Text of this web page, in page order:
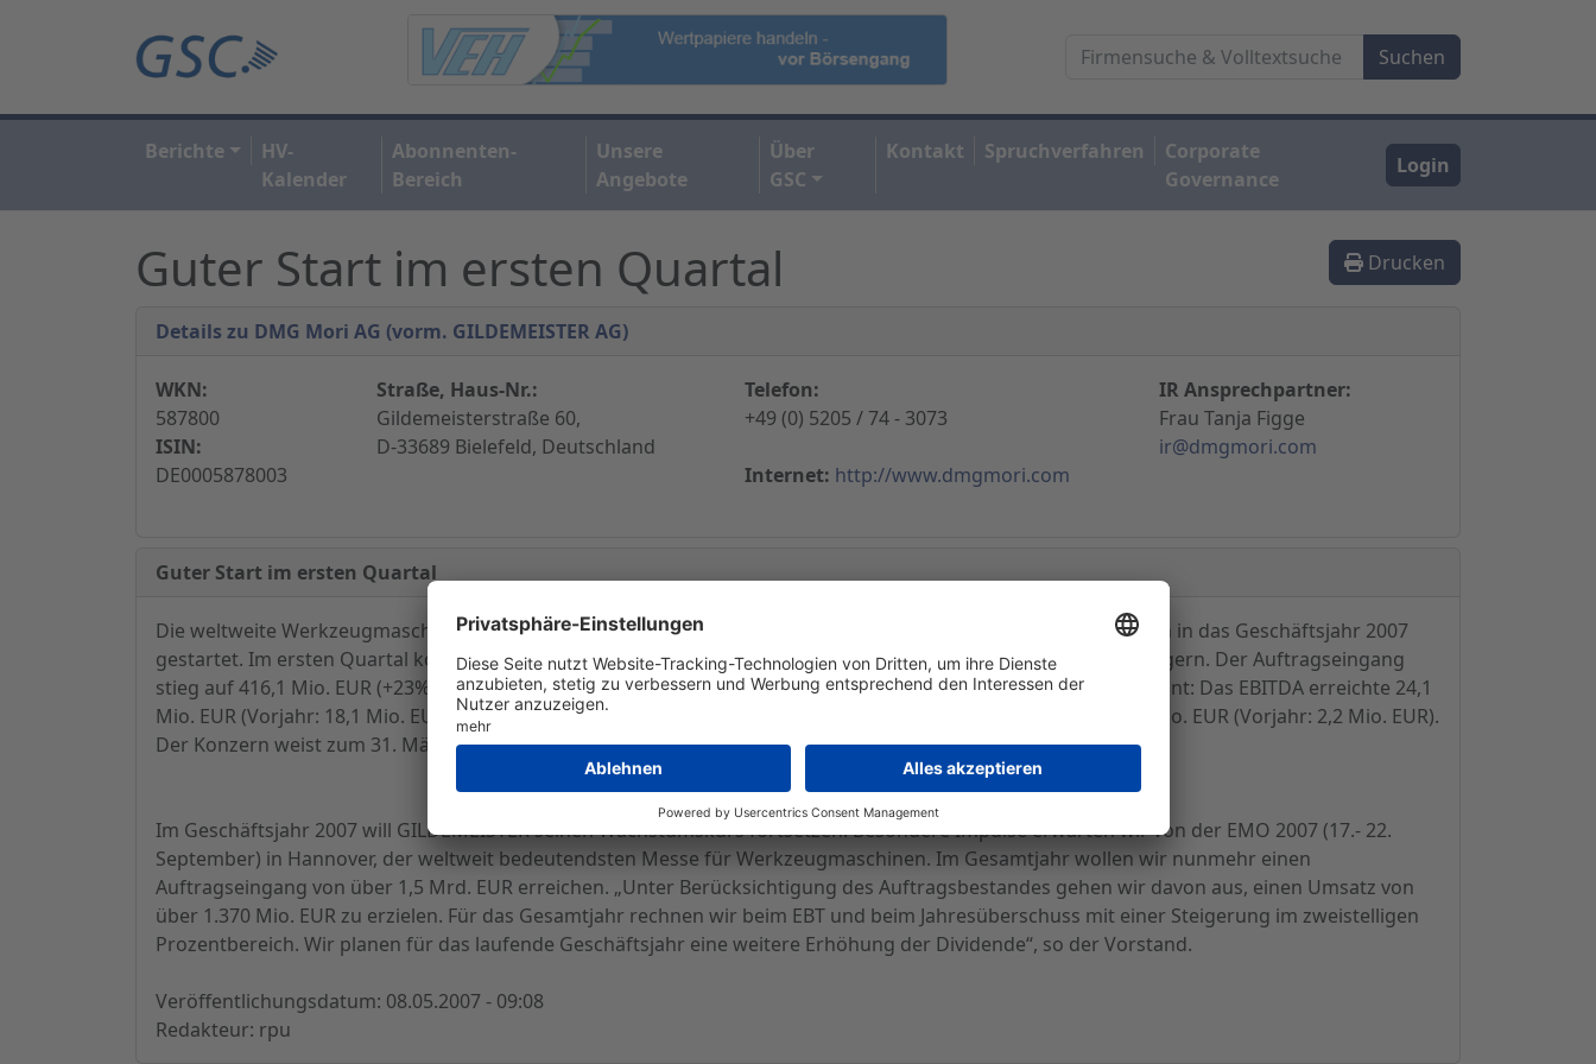
Berichte
HV-
Kalender
Abonnenten-
Bereich
Unsere
Angebote
Über
GSC
Kontakt Spruchverfahren
Corporate
Governance
Login
Drucken
Guter Start im ersten Quartal
Details zu DMG Mori AG (vorm. GILDEMEISTER AG)
WKN:
587800
ISIN:
DE0005878003
Straße, Haus-Nr.:
Gildemeisterstraße 60,
D-33689 Bielefeld, Deutschland
Telefon:
+49 (0) 5205 / 74 - 3073
Internet: http://www.dmgmori.com
IR Ansprechpartner:
Frau Tanja Figge
ir@dmgmori.com
Guter Start im ersten Quartal
Die weltweite Werkzeugmaschinennachfrage verläuft weiterhin auf hohem Niveau. GILDEMEISTER ist erfolgreich in das Geschäftsjahr 2007
gestartet. Im ersten Quartal konnte das Unterneh den Auftragseingang, den Umsatz und den Ertrag erneut steigern. Der Auftragseingang
stieg auf 416,1 Mio. EUR (+23%); der Umsatz erhöhte sich auf 320,3 Mio. EUR (+17%). Das Ergebnis stieg wie geplant: Das EBITDA erreichte 24,1
Mio. EUR (Vorjahr: 18,1 Mio. EUR), das EBIT betrug 16,4 Mio. EUR (Vorjahr: 10,4 Mio. EUR). Das EBT stieg auf 8,7 Mio. EUR (Vorjahr: 2,2 Mio. EUR).
Der Konzern weist zum 31. März 2007 einen Jahresüberschuss von 4,8 Mio. EUR aus (Vorjahr: 1,1 Mio. EUR).
Im Geschäftsjahr 2007 will GILDEMEISTER seinen Wachstumskurs fortsetzen. Besondere Impulse erwarten wir von der EMO 2007 (17.- 22.
September) in Hannover, der weltweit bedeutendsten Messe für Werkzeugmaschinen. Im Gesamtjahr wollen wir nunmehr einen
Auftragseingang von über 1,5 Mrd. EUR erreichen. „Unter Berücksichtigung des Auftragsbestandes gehen wir davon aus, einen Umsatz von
über 1.370 Mio. EUR zu erzielen. Für das Gesamtjahr rechnen wir beim EBT und beim Jahresüberschuss mit einer Steigerung im zweistelligen
Prozentbereich. Wir planen für das laufende Geschäftsjahr eine weitere Erhöhung der Dividende“, so der Vorstand.
Veröffentlichungsdatum: 08.05.2007 - 09:08
Redakteur: rpu